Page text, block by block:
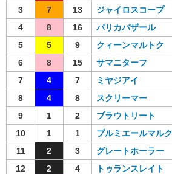
3
7 13 ジャイロスコープ
4
8 16 パリカバザール
5
5 9 クィーンマルトク
6
8 15 サマニターフ
7
4 7 ミヤジアイ
8
4 8 スクリーマー
9
1 2 ブラウトリート
10
1 1 プルミエールマルク
11
2 3 グレートホーラー
12
2 4 トゥランスレイト